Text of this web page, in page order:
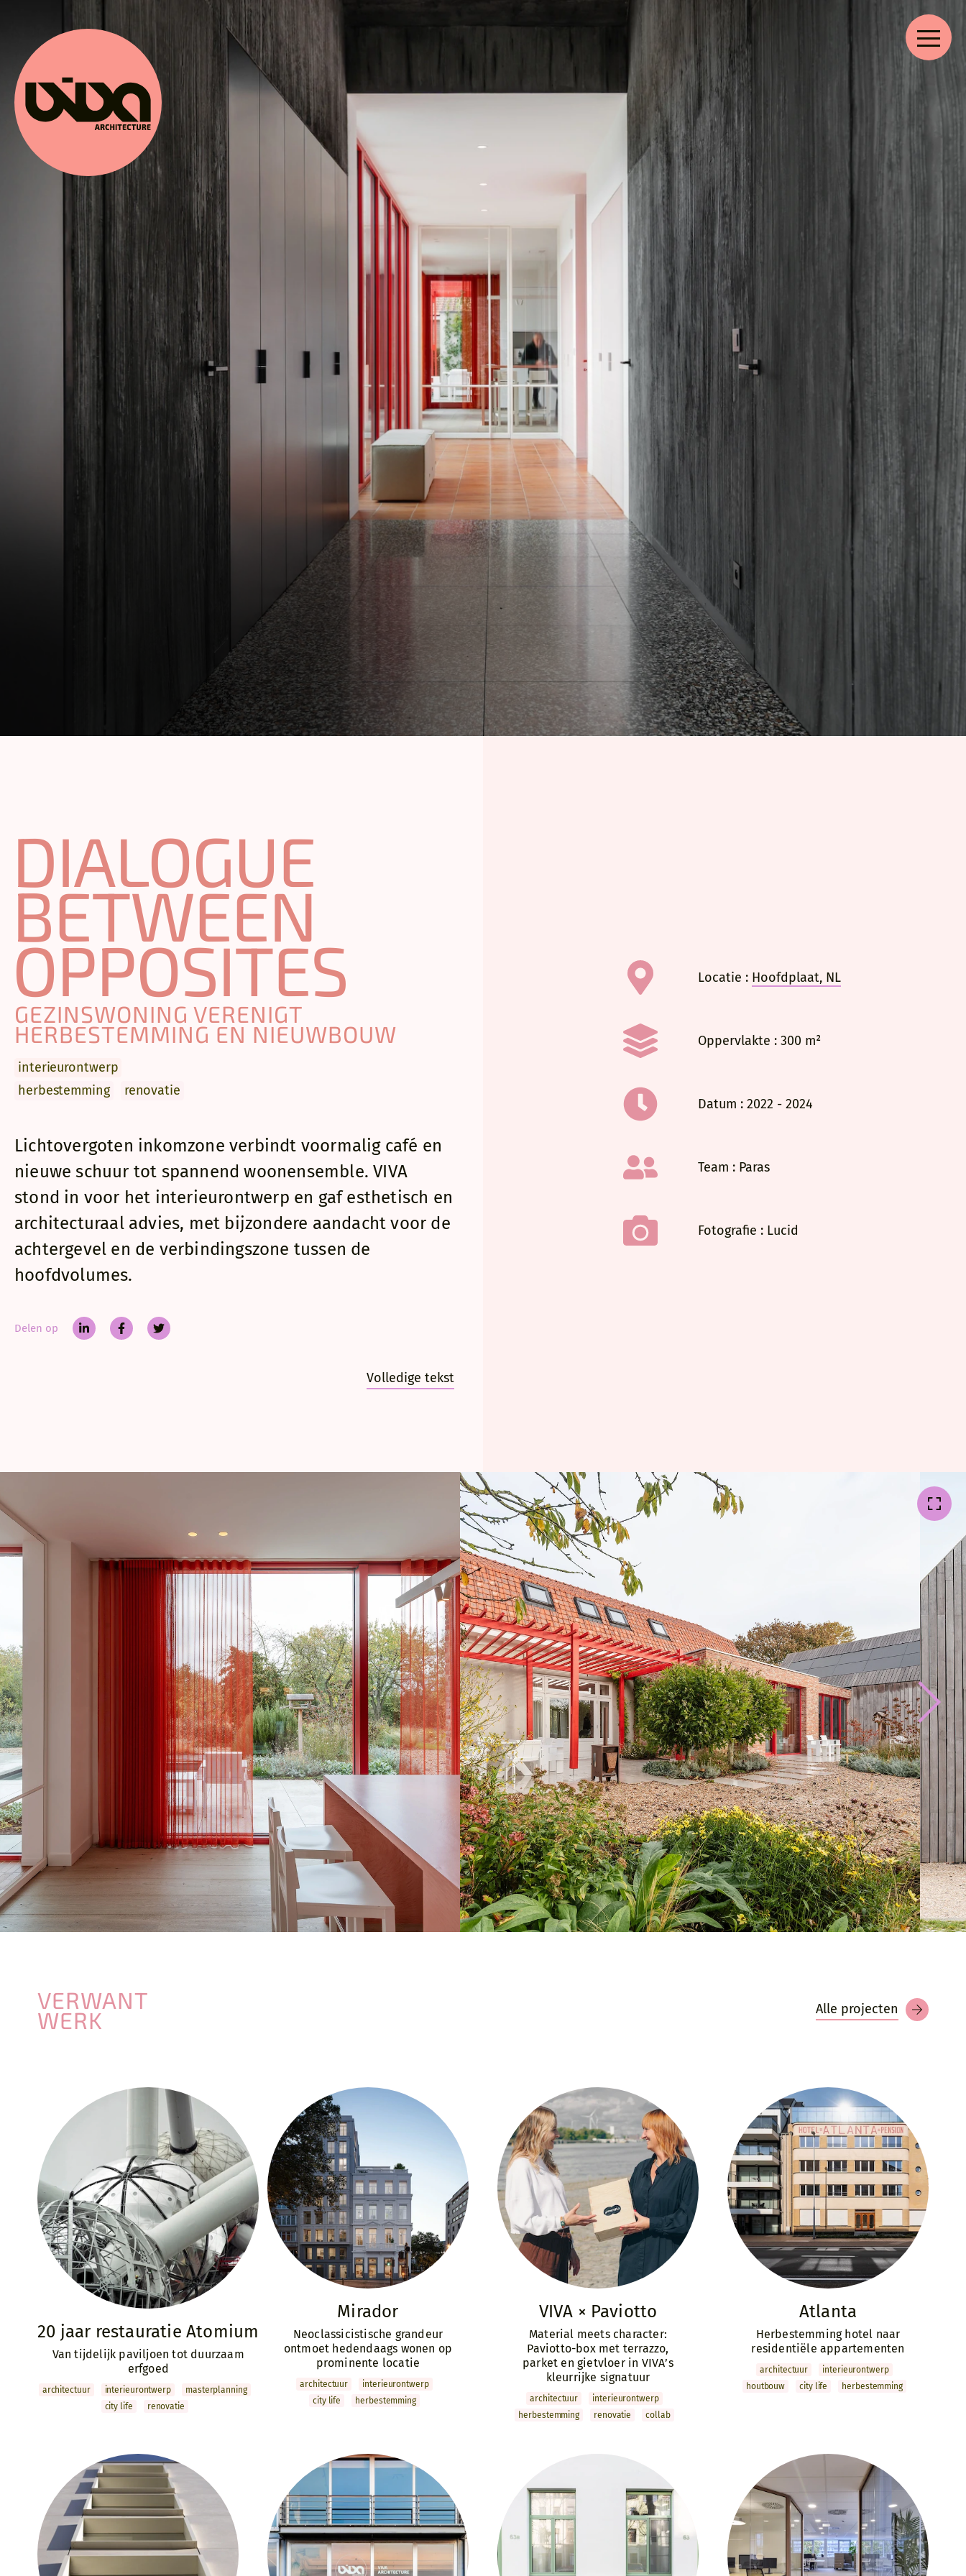
VIVA ARCHITECTURE
DIALOGUE
­BETWEEN
­OPPOSITES
GEZINSWONING VERENIGT
HERBESTEMMING EN NIEUWBOUW
interieur­ontwerp
herbestemming
renovatie
Lichtovergoten inkomzone verbindt voormalig café en
nieuwe schuur tot spannend woonensemble. VIVA
stond in voor het interieurontwerp en gaf esthetisch en
architecturaal advies, met bijzondere aandacht voor de
achtergevel en de verbindingszone tussen de
hoofdvolumes.
Delen op
Volledige tekst
Dit project transformeert een voormalige winkel-café en een aangrenzende schuur tot
een hedendaagse woonplek. Een nieuw tussenvolume brengt de twee architecturale
Elk deel behoudt zijn eigen karakter: het oude café blijft herkenbaar door de
bakstenen gevel en werd herbestemd tot woning. De nieuwe schuur, bekleed met
verticaal onbehandeld hout, fungeert als een donkere, intieme ontspanningsruimte.
Tussen beide werd een inkom geplaatst die baadt in het daglicht: een schakelruimte
met frontaal zicht op de tuin en zijdelings toegang tot het lichte woongedeelte en de
Het centrale thema is contrast: licht versus donker, ruw versus verfijnd, verleden
versus heden. Binnen is de woning licht en tactiel, met witte muren, bleke houten
vloeren en kleurrijke accenten zoals de zachtroze keuken, roze badkamertegels en
vormt het een markante overgangszone tussen woning en schuur.
aangebrachte pleister, oude houten balken en een levendige, donkere terrazzovloer.
Het resultaat is een verrassend ensemble waarin contrasterende sferen in elkaar
overvloeien: een evenwichtsoefening tussen kleur, materiaal en het spel van licht en
Locatie : Hoofdplaat, NL
Oppervlakte : 300 m²
Datum : 2022 - 2024
Team : Paras
Fotografie : Lucid
VERWANT
WERK Alle projecten
20 jaar restauratie Atomium
Van tijdelijk paviljoen tot duurzaam
erfgoed
archi­tectuur interieur­ontwerp
master­­planning
city life
renovatie
Mirador
Neoclassicistische grandeur
ontmoet hedendaags wonen op
prominente locatie
archi­tectuur
interieur­ontwerp
city life
herbestemming
VIVA × Paviotto
Material meets character:
Paviotto-box met terrazzo,
parket en gietvloer in VIVA’s
kleurrijke signatuur
archi­tectuur
interieur­ontwerp
herbestemming
renovatie collab
Atlanta
Herbestemming hotel naar
residentiële appartementen
archi­tectuur
interieur­ontwerp
houtbouw
city life herbestemming